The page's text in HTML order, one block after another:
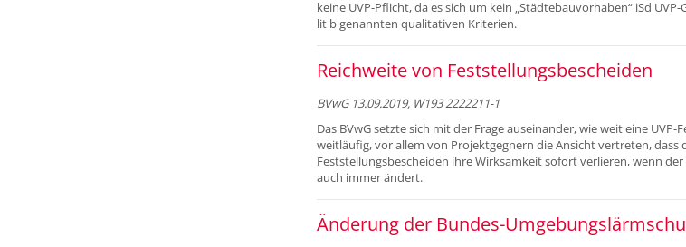
keine UVP-Pflicht, da es sich um kein „Städtebauvorhaben“ iSd
lit b genannten qualitativen Kriterien.
Reichweite von Feststellungsbescheiden
BVwG 13.09.2019, W193 2222211-1
Das BVwG setzte sich mit der Frage auseinander, wie weit eine
weitläufig, vor allem von Projektgegnern die Ansicht vertreten, dass
Feststellungsbescheiden ihre Wirksamkeit sofort verlieren, wenn
auch immer ändert.
Änderung der Bundes-